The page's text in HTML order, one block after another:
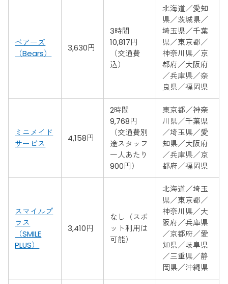
ベアーズ
（Bears）
3,630円
3時間
10,817円
（交通費
込）
北海道／愛知
県／茨城県／
埼玉県／千葉
県／東京都／
神奈川県／京
都府／大阪府
／兵庫県／奈
良県／福岡県
ミニメイド
サービス
4,158円
2時間
9,768円
（交通費別
途スタッフ
一人あたり
900円）
東京都／神奈
川県／千葉県
／埼玉県／愛
知県／大阪府
／兵庫県／京
都府／福岡県
スマイルプ
ラス
（SMILE
PLUS）
3,410円
なし（スポ
ット利用は
可能）
北海道／埼玉
県／東京都／
神奈川県／大
阪府／兵庫県
／京都府／愛
知県／岐阜県
／三重県／静
岡県／沖縄県